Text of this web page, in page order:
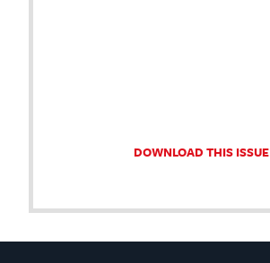
DOWNLOAD THIS ISSUE